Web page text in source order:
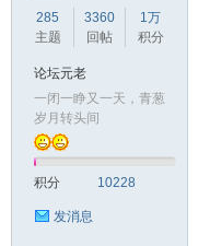
285
主题
3360
回帖
1万
积分
论坛元老
一闭一睁又一天，青葱
岁月转头间
积分 10228
发消息